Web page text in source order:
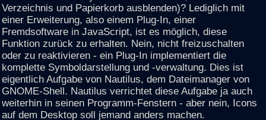
Verzeichnis und Papierkorb ausblenden)? Lediglich mit
einer Erweiterung, also einem Plug-In, einer
Fremdsoftware in JavaScript, ist es möglich, diese
Funktion zurück zu erhalten. Nein, nicht freizuschalten
oder zu reaktivieren - ein Plug-In implementiert die
komplette Symboldarstellung und -verwaltung. Dies ist
eigentlich Aufgabe von Nautilus, dem Dateimanager von
GNOME-Shell. Nautilus verrichtet diese Aufgabe ja auch
weiterhin in seinen Programm-Fenstern - aber nein, Icons
auf dem Desktop soll jemand anders machen.